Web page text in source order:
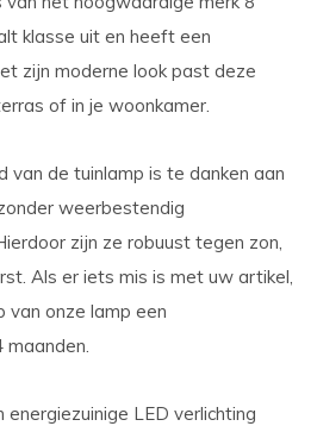
klasse uit en heeft een
zijn moderne look past deze
of in je woonkamer.
van de tuinlamp is te danken aan
weerbestendig
zijn ze robuust tegen zon,
Als er iets mis is met uw artikel,
van onze lamp een
maanden.
LED verlichting